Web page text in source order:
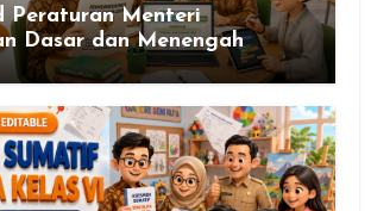
Peraturan Menteri
Dasar dan Menengah
Nomor 13 Tahun